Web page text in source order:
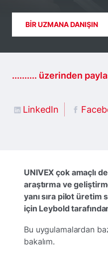
BIR UZMANA DANIŞIN
.......... üzerinden
LinkedIn
UNIVEX çok amaçlı
araştırma ve
yanı sıra pilot üretim
için Leybold
Bu uygulamalardan
bakalım.